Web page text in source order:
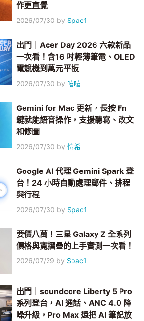
作更直覺
2026/07/30 by Spac1
出門｜Acer Day 2026 六款新品
一次看！含16 吋輕薄筆電、OLED
電競機到萬元平板
2026/07/30 by 嘻嘻
Gemini for Mac 更新，長按 Fn
鍵就能語音操作，支援聽寫、改文
和修圖
2026/07/30 by愷希
Google AI 代理 Gemini Spark 登
台！24 小時自動處理郵件、排程
與行程
2026/07/30 by Spac1
要價八萬！三星 Galaxy Z 全系列
價格與寬摺疊的上手實測一次看！
2026/07/29 by Spac1
出門｜soundcore Liberty 5 Pro
系列登台，AI 通話、ANC 4.0 降
噪升級，Pro Max 還把 AI 筆記放